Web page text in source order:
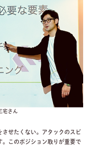
宅さん
せたくない。アタックのスピ
。このポジション取りが重要で